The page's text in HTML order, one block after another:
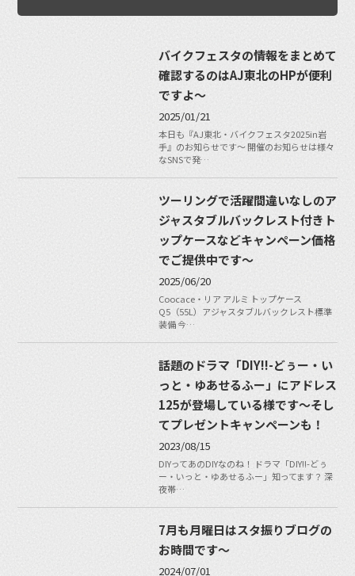
バイクフェスタの情報をまとめて
確認するのはAJ東北のHPが便利
ですよ〜
2025/01/21
本日も『AJ東北・バイクフェスタ2025in岩
手』のお知らせです〜 開催のお知らせは様々
なSNSで発…
ツーリングで活躍間違いなしのア
ジャスタブルバックレスト付きト
ップケースなどキャンペーン価格
でご提供中です〜
2025/06/20
Coocace・リア アルミ トップケース
Q5（55L）アジャスタブルバックレスト標準
装備 今…
話題のドラマ「DIY!!-どぅー・い
っと・ゆあせるふー」にアドレス
125が登場している様です〜そし
てプレゼントキャンペーンも！
2023/08/15
DIYってあのDIYなのね！ ドラマ「DIY!!-どぅ
ー・いっと・ゆあせるふー」知ってます？ 深
夜帯…
7月も月曜日はスタ振りブログの
お時間です〜
2024/07/01